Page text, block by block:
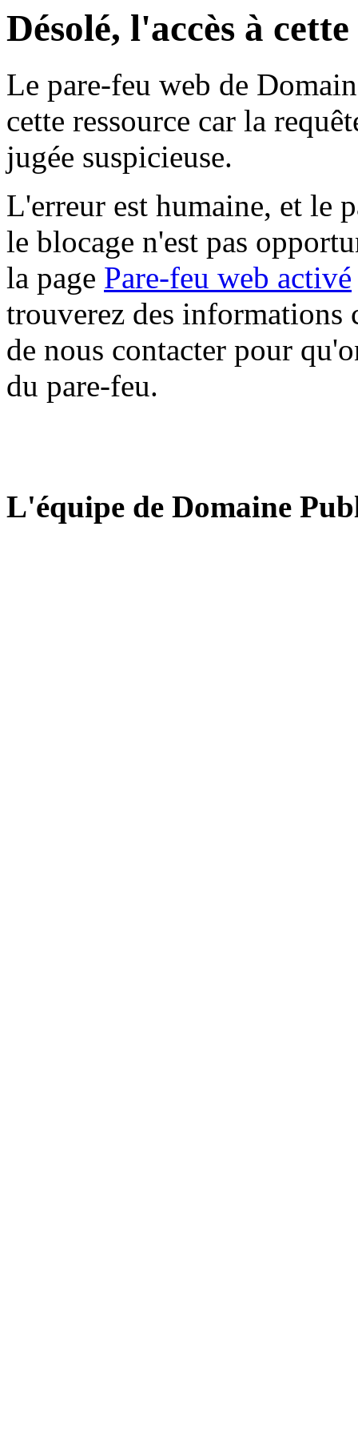
Désolé, l'accès à
Le pare-feu web de
cette ressource car la
jugée suspicieuse.
L'erreur est humaine, et le
le blocage n'est pas
la page Pare-feu web activé
trouverez des informations
de nous contacter pour
du pare-feu.
L'équipe de Domaine